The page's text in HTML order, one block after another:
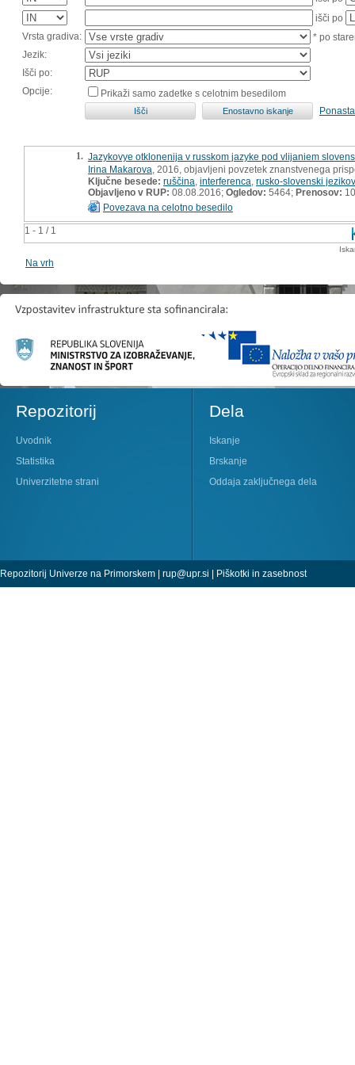
išči po
Vrsta gradiva:
* po
Jezik:
Išči po:
Opcije:
Prikaži samo zadetke s celotnim besedilom
1 - 1 / 1
1. Jazykovye otklonenija v russkom jazyke pod vlijaniem
Irina Makarova , 2016, objavljeni povzetek znanstvenega
Ključne besede: ruščina interferenca rusko-slovenski
Objavljeno v RUP: 08.08.2016; Ogledov: 5464; Prenosov:
Povezava na celotno besedilo
Na vrh
Repozitorij
Uvodnik
Statistika
Univerzitetne strani
Dela
Iskanje
Brskanje
Oddaja zaključnega dela
Repozitorij Univerze na Primorskem | rup@upr.si | Piškotki in zasebnost